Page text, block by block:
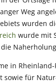
Weg
wurden
wurde mit
in
für